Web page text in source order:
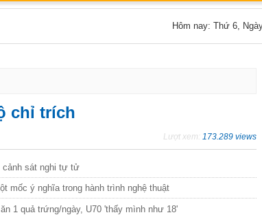
Hôm nay: Thứ 6,
chỉ trích
Lượt xem: 173.289 views
cảnh sát nghi tự tử
mốc ý nghĩa trong hành trình nghệ thuật
1 quả trứng/ngày, U70 'thấy mình như 18'